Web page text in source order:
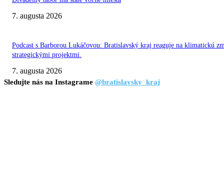
7. augusta 2026
Podcast s Barborou Lukáčovou: Bratislavský kraj reaguje na klimatickú
strategickými projektmi.
7. augusta 2026
Sledujte nás na Instagrame @bratislavsky_kraj